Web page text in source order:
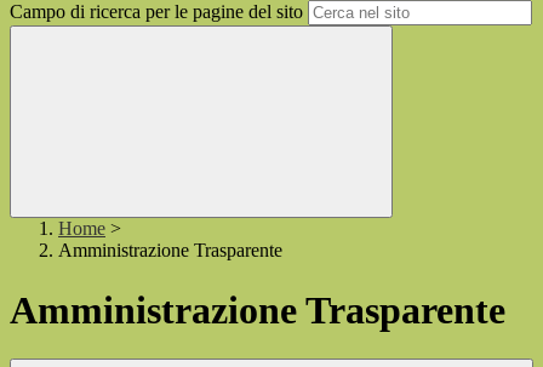
Campo di ricerca per le pagine del sito
Home >
Amministrazione Trasparente
Amministrazione Trasparente